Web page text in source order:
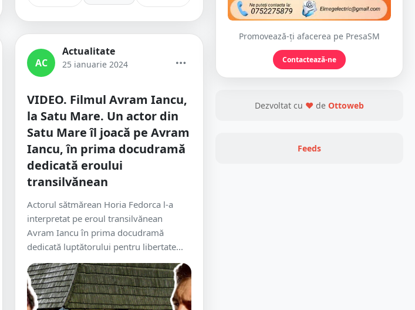
AC
Actualitate
25 ianuarie 2024
VIDEO. Filmul Avram Iancu,
la Satu Mare. Un actor din
Satu Mare îl joacă pe Avram
Iancu, în prima docudramă
dedicată eroului
transilvănean
Actorul sătmărean Horia Fedorca l-a
interpretat pe eroul transilvănean
Avram Iancu în prima docudramă
dedicată luptătorului pentru libertate...
Promovează-ți afacerea pe PresaSM
Contactează-ne
Dezvoltat cu ❤ de Ottoweb
Feeds